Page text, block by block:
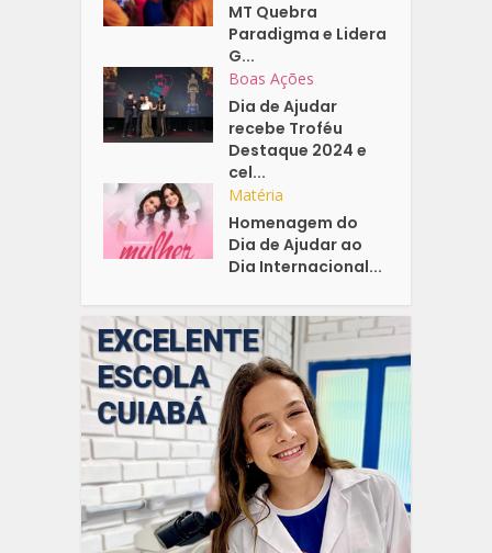
MT Quebra
Paradigma e Lidera
G...
Boas Ações
Dia de Ajudar
recebe Troféu
Destaque 2024 e
cel...
Matéria
Homenagem do
Dia de Ajudar ao
Dia Internacional...